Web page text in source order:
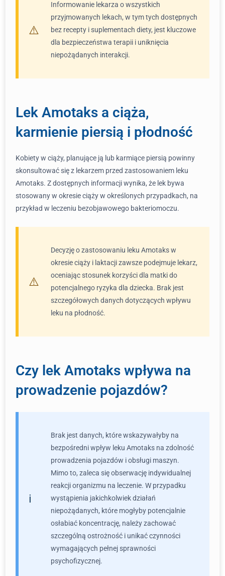
Informowanie lekarza o wszystkich
przyjmowanych lekach, w tym tych dostępnych
bez recepty i suplementach diety, jest kluczowe
dla bezpieczeństwa terapii i uniknięcia
niepożądanych interakcji.
Lek Amotaks a ciąża,
karmienie piersią i płodność
Kobiety w ciąży, planujące ją lub karmiące piersią powinny
skonsultować się z lekarzem przed zastosowaniem leku
Amotaks. Z dostępnych informacji wynika, że lek bywa
stosowany w okresie ciąży w określonych przypadkach, na
przykład w leczeniu bezobjawowego bakteriomoczu.
Decyzję o zastosowaniu leku Amotaks w
okresie ciąży i laktacji zawsze podejmuje lekarz,
oceniając stosunek korzyści dla matki do
potencjalnego ryzyka dla dziecka. Brak jest
szczegółowych danych dotyczących wpływu
leku na płodność.
Czy lek Amotaks wpływa na
prowadzenie pojazdów?
Brak jest danych, które wskazywałyby na
bezpośredni wpływ leku Amotaks na zdolność
prowadzenia pojazdów i obsługi maszyn.
Mimo to, zaleca się obserwację indywidualnej
reakcji organizmu na leczenie. W przypadku
wystąpienia jakichkolwiek działań
niepożądanych, które mogłyby potencjalnie
osłabiać koncentrację, należy zachować
szczególną ostrożność i unikać czynności
wymagających pełnej sprawności
psychofizycznej.